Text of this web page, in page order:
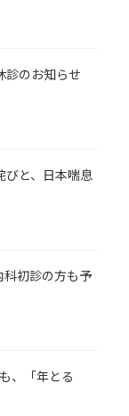
診のお知らせ
びと、日本喘息
科初診の方も予
、「年とる